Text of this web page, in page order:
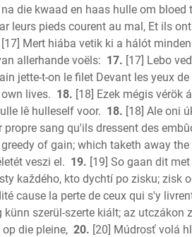
1
2
1
2
3
die kwaad en haas hulle om bloed
leurs pieds courent au mal, Et ils
[17] Mert hiába vetik ki a hálót
allerhande voëls: 17. [17] Lebo
jette-t-on le filet Devant les yeux
lives. 18. [18] Ezek mégis vérök
lê hulleself voor. 18. [18] Ale oni
propre sang qu'ils dressent des
of gain; which taketh away
veszi el. 19. [19] So gaan dit
každého, kto dychtí po zisku; zisk
cause la perte de ceux qui s'y
künn szerül-szerte kiált; az utczákon
die pleine, 20. [20] Múdrosť volá